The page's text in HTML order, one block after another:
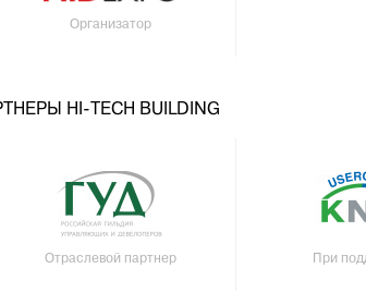
Организатор
HI-TECH BUILDING
Отраслевой партнер При